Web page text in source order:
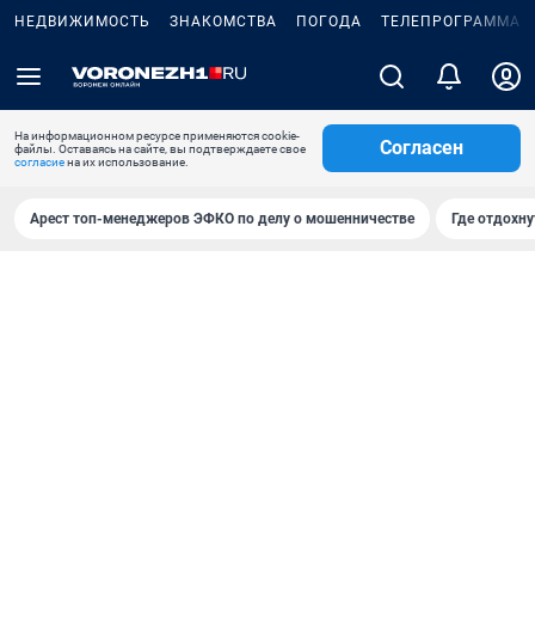
НЕДВИЖИМОСТЬ ЗНАКОМСТВА ПОГОДА ТЕЛЕПРОГРАММА
На информационном ресурсе применяются cookie-
файлы. Оставаясь на сайте, вы подтверждаете свое
согласиена их использование.
Согласен
Арест топ-менеджеров ЭФКО по делу о мошенничестве Где